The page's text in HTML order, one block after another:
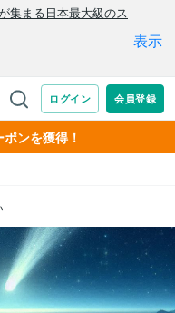
ンを獲得！